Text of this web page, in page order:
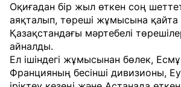
Оқиғадан бір жыл өткен соң
аяқталып, төреші жұмысына
Қазақстандағы мәртебелі
айналды.
Ел ішіндегі жұмысынан бөлек,
Францияның бесінші дивизионы,